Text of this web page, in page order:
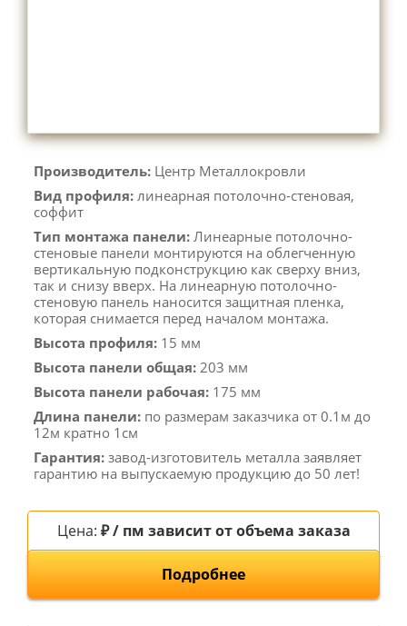
Производитель: Центр Металлокровли
Вид профиля: линеарная потолочно-стеновая,
соффит
Тип монтажа панели: Линеарные потолочно-
стеновые панели монтируются на облегченную
вертикальную подконструкцию как сверху вниз,
так и снизу вверх. На линеарную потолочно-
стеновую панель наносится защитная пленка,
которая снимается перед началом монтажа.
Высота профиля: 15 мм
Высота панели общая: 203 мм
Высота панели рабочая: 175 мм
Длина панели: по размерам заказчика от 0.1м до
12м кратно 1см
Гарантия: завод-изготовитель металла заявляет
гарантию на выпускаемую продукцию до 50 лет!
Цена: ₽ / пм зависит от объема заказа
Подробнее